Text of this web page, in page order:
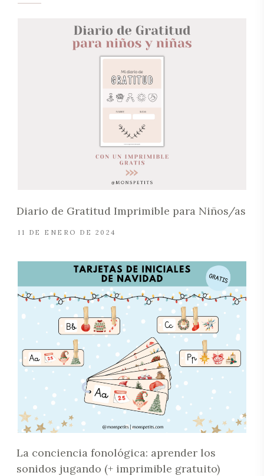
Diario de Gratitud Imprimible para Niños/as
11 DE ENERO DE 2024
La conciencia fonológica: aprender los
sonidos jugando (+ imprimible gratuito)